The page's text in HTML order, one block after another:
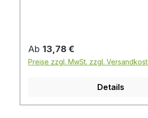
Regulärer Preis:
Ab 13,78 €
Preise zzgl. MwSt. zzgl.
Details